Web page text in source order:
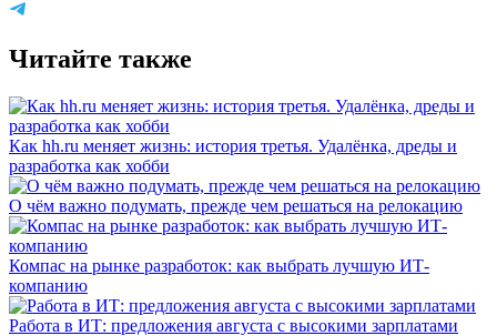
Читайте также
Как hh.ru меняет жизнь: история третья. Удалёнка, дреды и
разработка как хобби
О чём важно подумать, прежде чем решаться на релокацию
Компас на рынке разработок: как выбрать лучшую ИТ-
компанию
Работа в ИТ: предложения августа с высокими зарплатами